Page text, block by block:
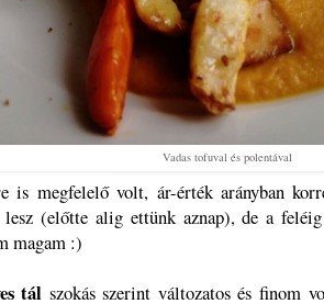
Vadas tofuval és polentával
is megfelelő volt, ár-érték arányban
lesz (előtte alig ettünk aznap), de a
magam :)
tál szokás szerint változatos és finom